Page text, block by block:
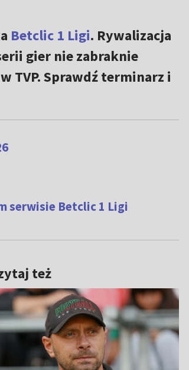
Betclic 1 Ligi. Rywalizacja
gier nie zabraknie
TVP. Sprawdź terminarz i
serwisie Betclic 1 Ligi
też